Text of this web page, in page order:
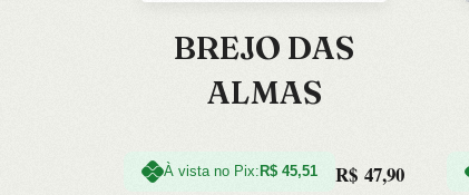
BREJO DAS
ALMAS
À vista no Pix:R$ 45,51 R$ 47,90